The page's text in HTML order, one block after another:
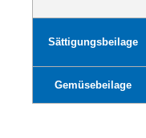
Sättigungsbeilage
Gemüsebeilage